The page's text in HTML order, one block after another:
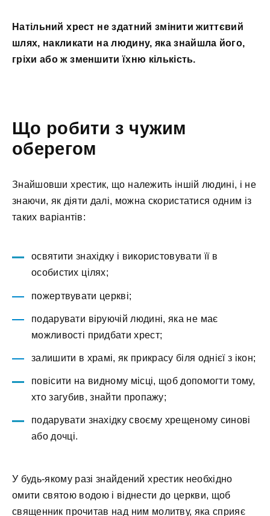
Натільний хрест не здатний змінити життєвий
шлях, накликати на людину, яка знайшла його,
гріхи або ж зменшити їхню кількість.
Що робити з чужим
оберегом
Знайшовши хрестик, що належить іншій людині, і не
знаючи, як діяти далі, можна скористатися одним із
таких варіантів:
освятити знахідку і використовувати її в
особистих цілях;
пожертвувати церкві;
подарувати віруючій людині, яка не має
можливості придбати хрест;
залишити в храмі, як прикрасу біля однієї з ікон;
повісити на видному місці, щоб допомогти тому,
хто загубив, знайти пропажу;
подарувати знахідку своєму хрещеному синові
або дочці.
У будь-якому разі знайдений хрестик необхідно
омити святою водою і віднести до церкви, щоб
священник прочитав над ним молитву, яка сприяє